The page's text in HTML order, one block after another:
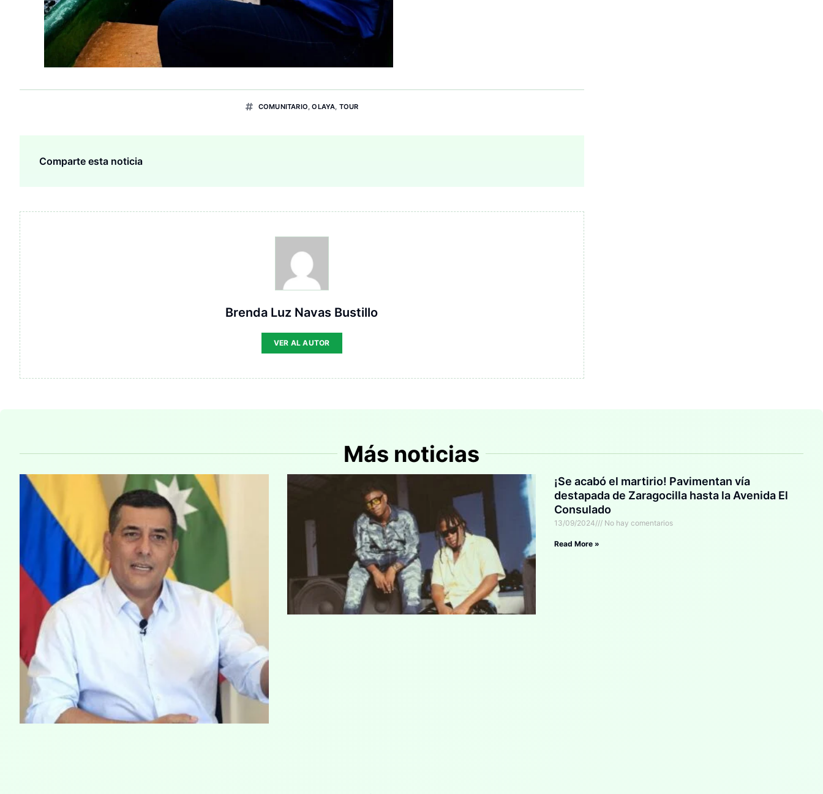
COMUNITARIO,OLAYA, TOUR
Comparte esta noticia
Brenda Luz Navas Bustillo
VER AL AUTOR
Más noticias
¡Se acabó el martirio! Pavimentan vía
destapada de Zaragocilla hasta la Avenida El
Consulado
13/09/2024 No hay comentarios
Read More »